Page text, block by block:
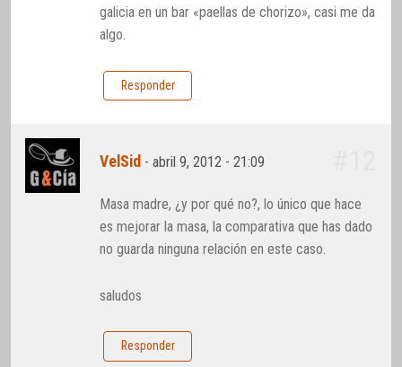
galicia en un bar «paellas de chorizo», casi me da
algo.
Responder
VelSid -abril 9, 2012 - 21:09
Masa madre, ¿y por qué no?, lo único que hace
es mejorar la masa, la comparativa que has dado
no guarda ninguna relación en este caso.
saludos
Responder